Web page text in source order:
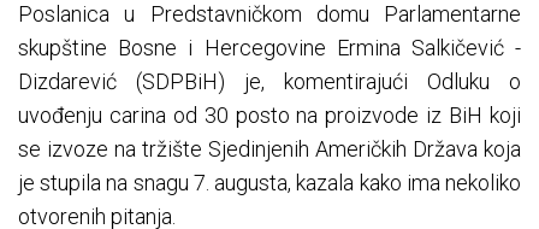
Poslanica u Predstavničkom domu Parlamentarne
skupštine Bosne i Hercegovine Ermina Salkičević -
Dizdarević (SDPBiH) je, komentirajući Odluku o
uvođenju carina od 30 posto na proizvode iz BiH koji
se izvoze na tržište Sjedinjenih Američkih Država koja
je stupila na snagu 7. augusta, kazala kako ima nekoliko
otvorenih pitanja.